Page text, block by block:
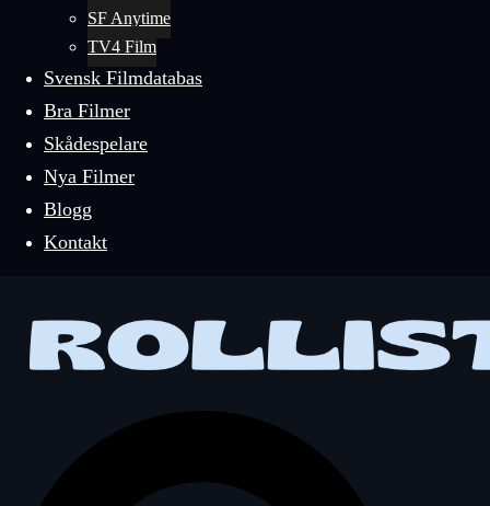
SF Anytime
TV4 Film
Svensk Filmdatabas
Bra Filmer
Skådespelare
Nya Filmer
Blogg
Kontakt